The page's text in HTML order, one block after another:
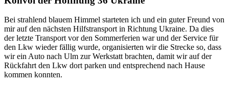
Bei strahlend blauem Himmel starteten ich und ein guter Freund von
mir auf den nächsten Hilfstransport in Richtung Ukraine. Da dies
der letzte Transport vor den Sommerferien war und der Service für
den Lkw wieder fällig wurde, organisierten wir die Strecke so, dass
wir ein Auto nach Ulm zur Werkstatt brachten, damit wir auf der
Rückfahrt den Lkw dort parken und entsprechend nach Hause
kommen konnten.